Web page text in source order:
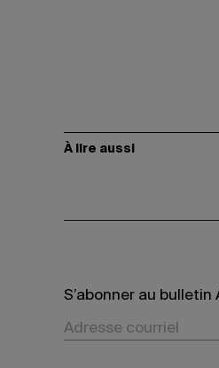
À lire aussi
S’abonner au bulletin